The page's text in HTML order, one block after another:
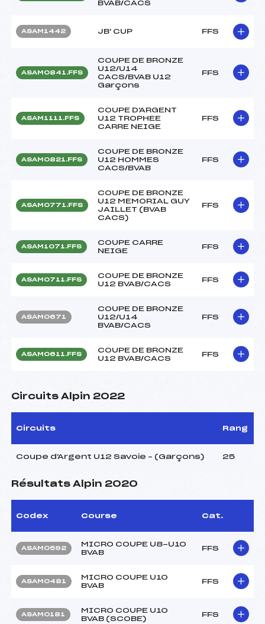
BVAB/CACS
ASAM1442 JB' CUP FFS
ASAM0841.FFS
COUPE DE BRONZE
U12/U14
CACS/BVAB U12
Garçons
FFS
ASAM1111.FFS
COUPE D'ARGENT
U12 TROPHEE
CARRE NEIGE
FFS
ASAM0821.FFS
COUPE DE BRONZE
U12 HOMMES
CACS/BVAB
FFS
ASAM0771.FFS
COUPE DE BRONZE
U12 MEMORIAL GUY
JAILLET (BVAB
CACS)
FFS
ASAM1071.FFS
COUPE CARRE
NEIGE
FFS
ASAM0711.FFS
COUPE DE BRONZE
U12 BVAB/CACS
FFS
ASAM0671
COUPE DE BRONZE
U12/U14
BVAB/CACS
FFS
ASAM0611.FFS
COUPE DE BRONZE
U12 BVAB/CACS
FFS
Circuits Alpin 2022
Circuits Rang
Coupe d'Argent U12 Savoie – (Garçons) 25
Résultats Alpin 2020
Codex Course Cat.
ASAM0592
MICRO COUPE U8-U10
BVAB
FFS
ASAM0481
MICRO COUPE U10
BVAB
FFS
ASAM0181
MICRO COUPE U10
BVAB (SCOBE)
FFS